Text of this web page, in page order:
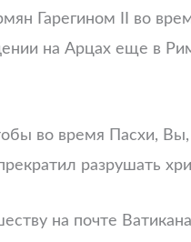
Гарегином II во
на Арцах еще в
во время Пасхи,
разрушать
на почте